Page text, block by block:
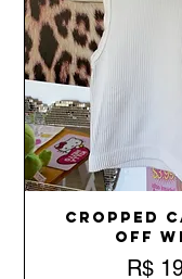
Cropped
Off
Preço
R$